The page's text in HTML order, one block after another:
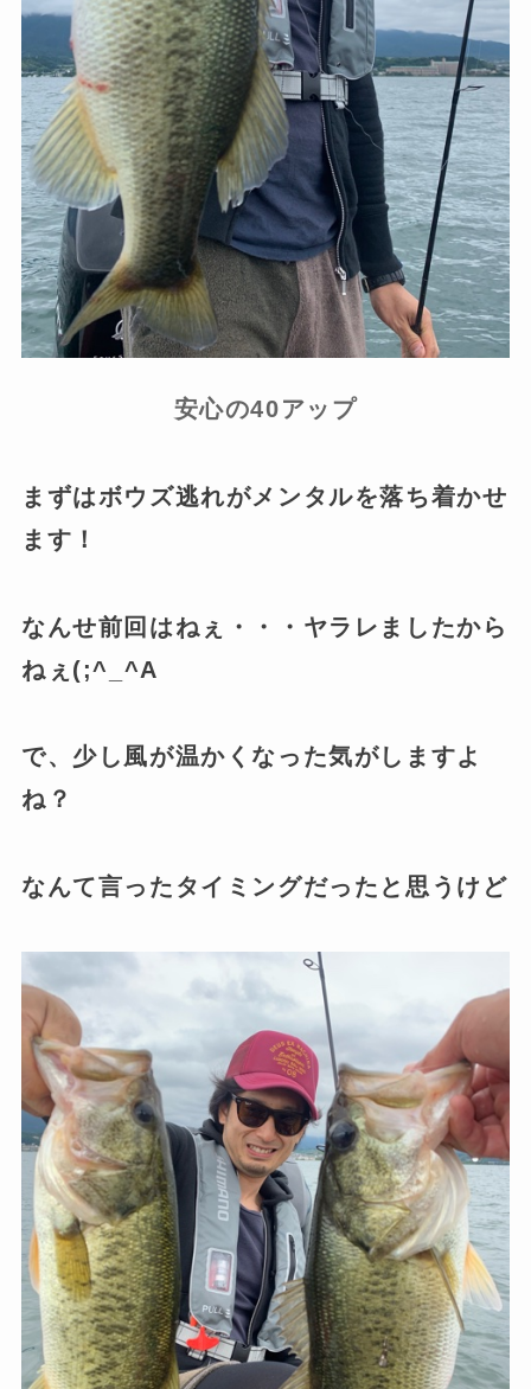
安心の40アップ
まずはボウズ逃れがメンタルを落ち着かせ
ます！
なんせ前回はねぇ・・・ヤラレましたから
ねぇ(;^_^A
で、少し風が温かくなった気がしますよ
ね？
なんて言ったタイミングだったと思うけど